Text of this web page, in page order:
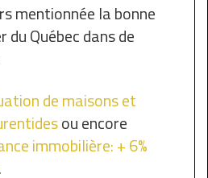
mentionnée la bonne
Québec dans de
de maisons et
ou encore
immobilière: + 6%
.